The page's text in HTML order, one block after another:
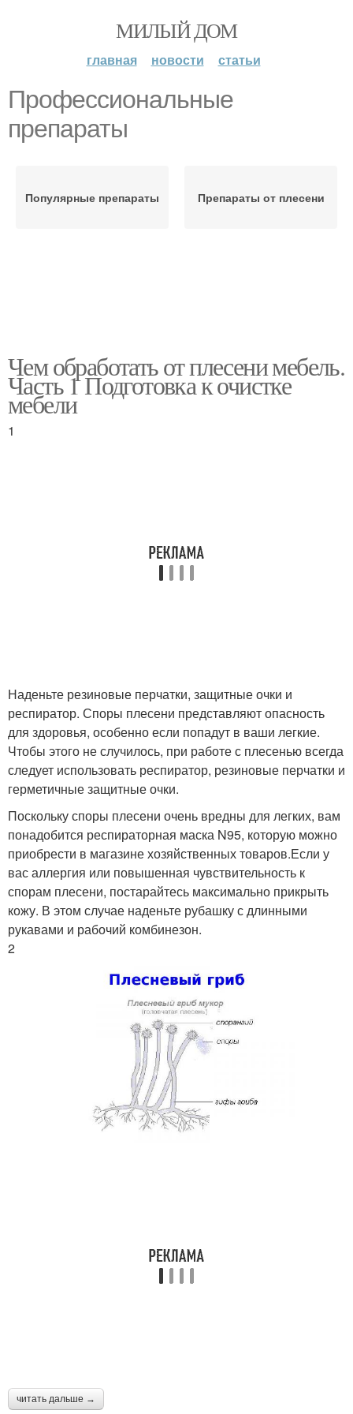
МИЛЫЙ ДОМ
главная новости статьи
Профессиональные
препараты
Популярные препараты Препараты от плесени
Чем обработать от плесени мебель.
Часть 1 Подготовка к очистке
мебели
1
Наденьте резиновые перчатки, защитные очки и
респиратор. Споры плесени представляют опасность
для здоровья, особенно если попадут в ваши легкие.
Чтобы этого не случилось, при работе с плесенью всегда
следует использовать респиратор, резиновые перчатки и
герметичные защитные очки.
Поскольку споры плесени очень вредны для легких, вам
понадобится респираторная маска N95, которую можно
приобрести в магазине хозяйственных товаров.Если у
вас аллергия или повышенная чувствительность к
спорам плесени, постарайтесь максимально прикрыть
кожу. В этом случае наденьте рубашку с длинными
рукавами и рабочий комбинезон.
2
читать дальше →